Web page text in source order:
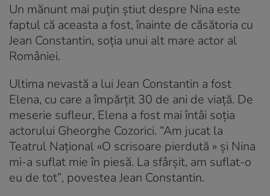
Un mănunt mai puțin știut despre Nina este
faptul că aceasta a fost, înainte de căsătoria cu
Jean Constantin, soția unui alt mare actor al
României.
Ultima nevastă a lui Jean Constantin a fost
Elena, cu care a împărţit 30 de ani de viaţă. De
meserie sufleur, Elena a fost mai întâi soţia
actorului Gheorghe Cozorici. “Am jucat la
Teatrul Naţional «O scrisoare pierdută » şi Nina
mi-a suflat mie în piesă. La sfârşit, am suflat-o
eu de tot”, povestea Jean Constantin.